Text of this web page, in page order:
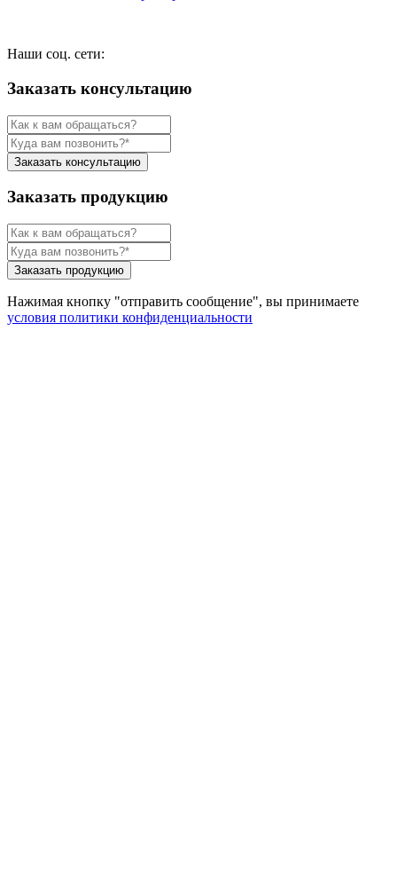
Наши соц. сети:
Заказать консультацию
Заказать консультацию
Заказать продукцию
Заказать продукцию
Нажимая кнопку "отправить сообщение", вы принимаете
условия политики конфиденциальности